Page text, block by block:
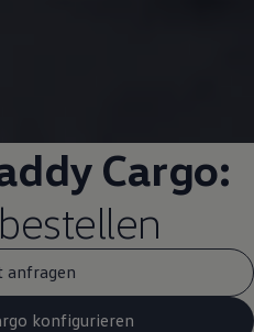
Cargo:
anfragen
konfigurieren